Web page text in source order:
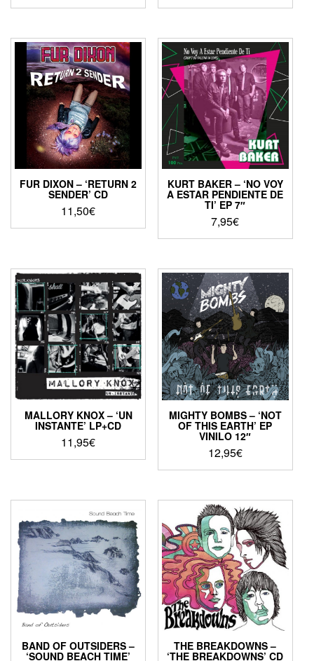
FUR DIXON – ‘RETURN 2
SENDER’ CD
11,50€
KURT BAKER – ‘NO VOY
A ESTAR PENDIENTE DE
TI’ EP 7″
7,95€
MALLORY KNOX – ‘UN
INSTANTE’ LP+CD
11,95€
MIGHTY BOMBS – ‘NOT
OF THIS EARTH’ EP
VINILO 12″
12,95€
BAND OF OUTSIDERS –
‘SOUND BEACH TIME’
THE BREAKDOWNS –
‘THE BREAKDOWNS’ CD